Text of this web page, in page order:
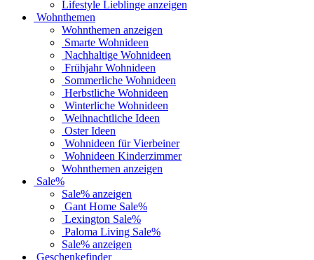
Lifestyle Lieblinge anzeigen
Wohnthemen
Wohnthemen anzeigen
Smarte Wohnideen
Nachhaltige Wohnideen
Frühjahr Wohnideen
Sommerliche Wohnideen
Herbstliche Wohnideen
Winterliche Wohnideen
Weihnachtliche Ideen
Oster Ideen
Wohnideen für Vierbeiner
Wohnideen Kinderzimmer
Wohnthemen anzeigen
Sale%
Sale% anzeigen
Gant Home Sale%
Lexington Sale%
Paloma Living Sale%
Sale% anzeigen
Geschenkefinder